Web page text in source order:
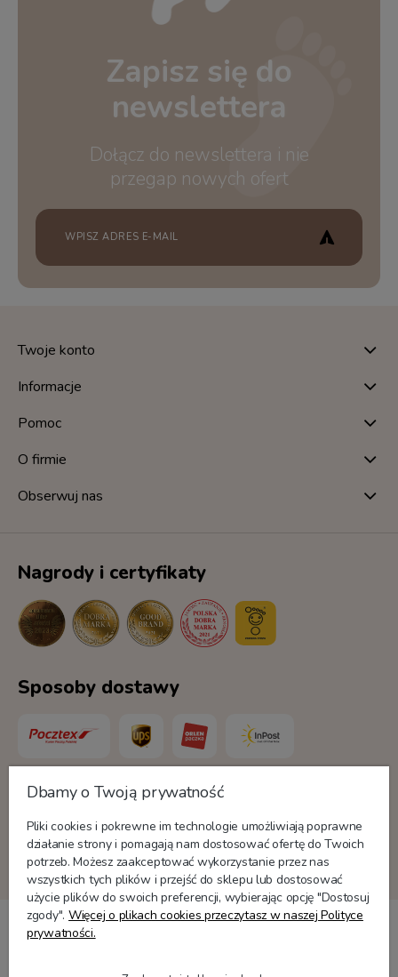
Zapisz się do
newslettera
Dołącz do newslettera i nie
przegap nowych ofert
Twoje konto
Informacje
Pomoc
O firmie
Obserwuj nas
Nagrody i certyfikaty
Sposoby dostawy
Formy płatności
Dbamy o Twoją prywatność
Pliki cookies i pokrewne im technologie umożliwiają poprawne
działanie strony i pomagają nam dostosować ofertę do Twoich
potrzeb. Możesz zaakceptować wykorzystanie przez nas
wszystkich tych plików i przejść do sklepu lub dostosować
użycie plików do swoich preferencji, wybierając opcję "Dostosuj
zgody". Więcej o plikach cookies przeczytasz w naszej Polityce
prywatności.